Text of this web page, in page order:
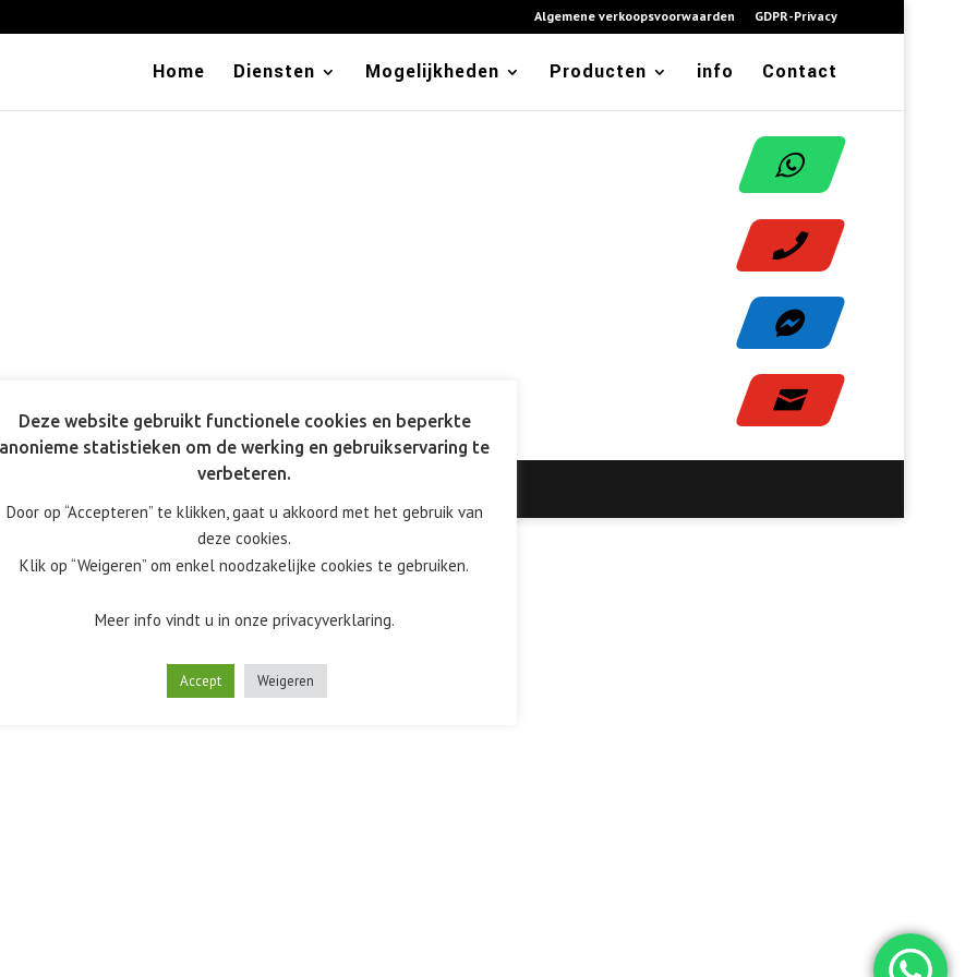
Algemene verkoopsvoorwaarden GDPR-Privacy
Home Diensten Mogelijkheden Producten info Contact




Deze website gebruikt functionele cookies en beperkte
anonieme statistieken om de werking en gebruikservaring te
verbeteren.
Door op “Accepteren” te klikken, gaat u akkoord met het gebruik van
deze cookies.
Klik op “Weigeren” om enkel noodzakelijke cookies te gebruiken.
Meer info vindt u in onze privacyverklaring.
Accept Weigeren